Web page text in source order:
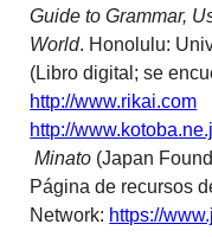
Guide to Grammar,
World. Honolulu:
(Libro digital; se
http://www.rikai.com
http://
Minato (Japan
Página de recursos
Network: https://